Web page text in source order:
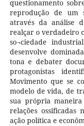
questionamento
reprodução de um
através da análise
realçar o verdadeiro
so¬ciedade
desenvolve
tona e debater
protagonistas
Movimento que se
modelo de vida, de
sua própria
relações
ação política e